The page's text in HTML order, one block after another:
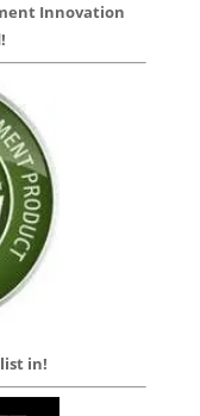
Innovation
in!